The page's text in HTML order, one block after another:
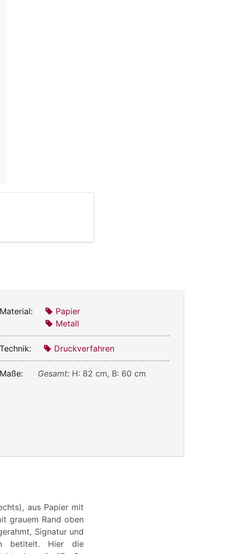
Material:
Papier
Metall
Technik: Druckverfahren
Maße: Gesamt: H: 82 cm, B: 60 cm
aus Papier mit
grauem Rand oben
Signatur und
betitelt. Hier die